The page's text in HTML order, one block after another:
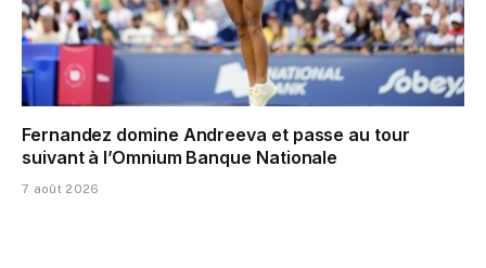
Fernandez domine Andreeva et passe au tour
suivant à l’Omnium Banque Nationale
7 août 2026